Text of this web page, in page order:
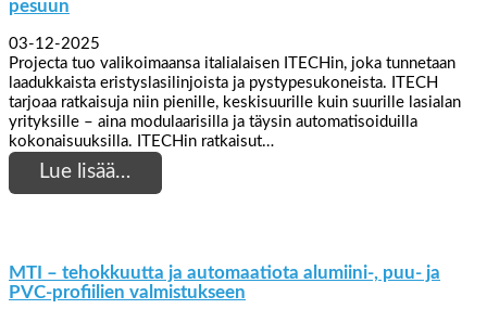
pesuun
03-12-2025
Projecta tuo valikoimaansa italialaisen ITECHin, joka tunnetaan
laadukkaista eristyslasilinjoista ja pystypesukoneista. ITECH
tarjoaa ratkaisuja niin pienille, keskisuurille kuin suurille lasialan
yrityksille – aina modulaarisilla ja täysin automatisoiduilla
kokonaisuuksilla. ITECHin ratkaisut…
Lue lisää…
MTI – tehokkuutta ja automaatiota alumiini-, puu- ja
PVC-profiilien valmistukseen